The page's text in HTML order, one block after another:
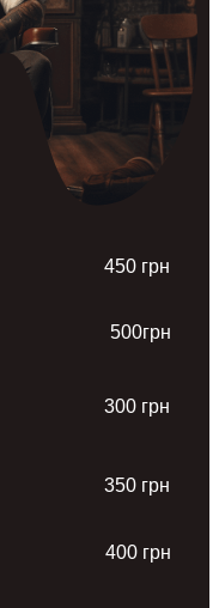
450 грн
500грн
300 грн
350 грн
400 грн